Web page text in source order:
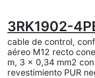
3RK1902-
cable de control,
aéreo M12 recto
m, 3 x 0,34 mm2
revestimiento PUR